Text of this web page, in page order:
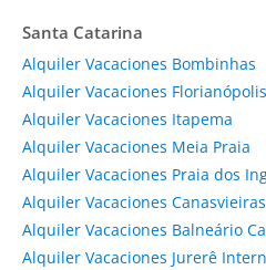
Santa Catarina
Alquiler Vacaciones Bombinhas
Alquiler Vacaciones Florianópolis
Alquiler Vacaciones Itapema
Alquiler Vacaciones Meia Praia
Alquiler Vacaciones Praia dos
Alquiler Vacaciones Canasvieiras
Alquiler Vacaciones Balneário
Alquiler Vacaciones Jurerê